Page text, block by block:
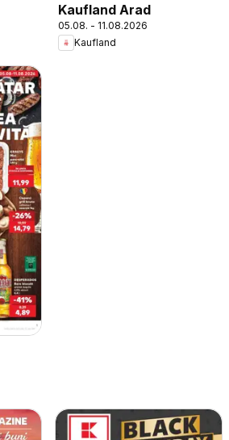
Kaufland Arad
05.08. - 11.08.2026
Kaufland